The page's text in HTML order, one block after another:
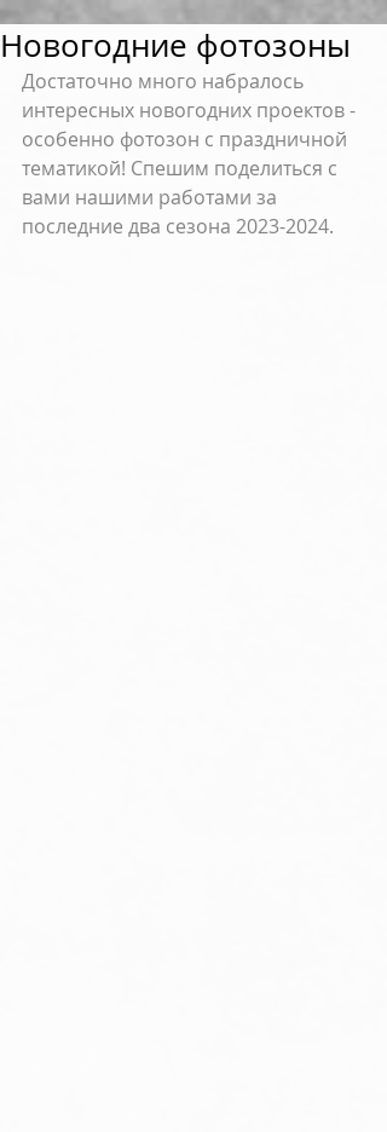
Новогодние фотозоны
Достаточно много набралось
интересных новогодних проектов -
особенно фотозон с праздничной
тематикой! Спешим поделиться с
вами нашими работами за
последние два сезона 2023-2024.